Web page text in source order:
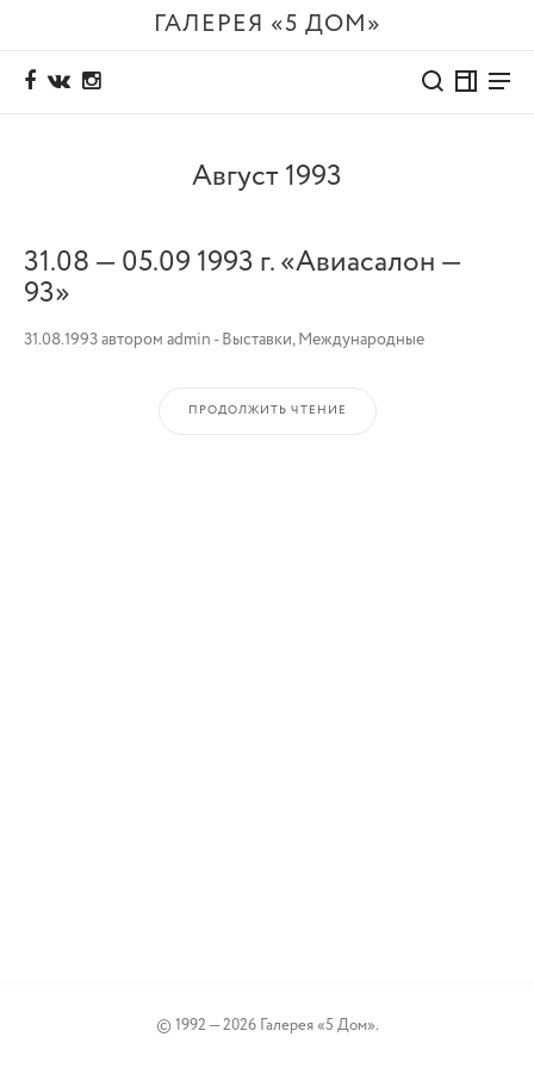
ГАЛЕРЕЯ «5 ДОМ»
Август 1993
31.08 — 05.09 1993 г. «Авиасалон —
93»
31.08.1993автором admin -Выставки,Международные
ПРОДОЛЖИТЬ ЧТЕНИЕ
© 1992 — 2026 Галерея «5 Дом».